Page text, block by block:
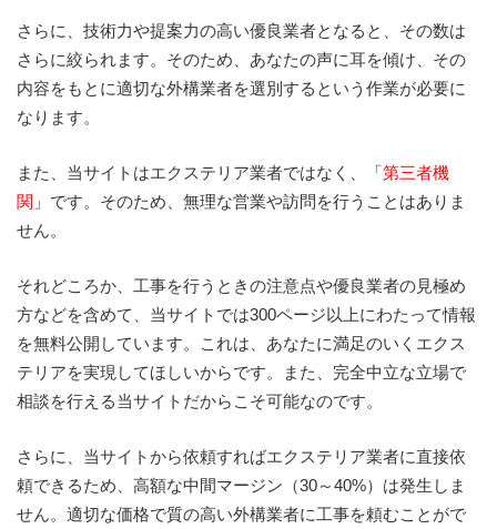
さらに、技術力や提案力の高い優良業者となると、その数は
さらに絞られます。そのため、あなたの声に耳を傾け、その
内容をもとに適切な外構業者を選別するという作業が必要に
なります。
また、当サイトはエクステリア業者ではなく、「第三者機
関 」です。そのため、無理な営業や訪問を行うことはありま
せん。
それどころか、工事を行うときの注意点や優良業者の見極め
方などを含めて、当サイトでは300ページ以上にわたって情報
を無料公開しています。これは、あなたに満足のいくエクス
テリアを実現してほしいからです。また、完全中立な立場で
相談を行える当サイトだからこそ可能なのです。
さらに、当サイトから依頼すればエクステリア業者に直接依
頼できるため、高額な中間マージン（30～40%）は発生しま
せん。適切な価格で質の高い外構業者に工事を頼むことがで